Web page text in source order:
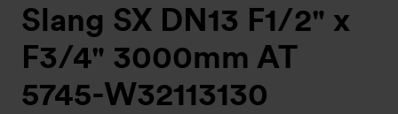
Slang SX DN13 F1/2" x
F3/4" 3000mm AT
5745-W32113130